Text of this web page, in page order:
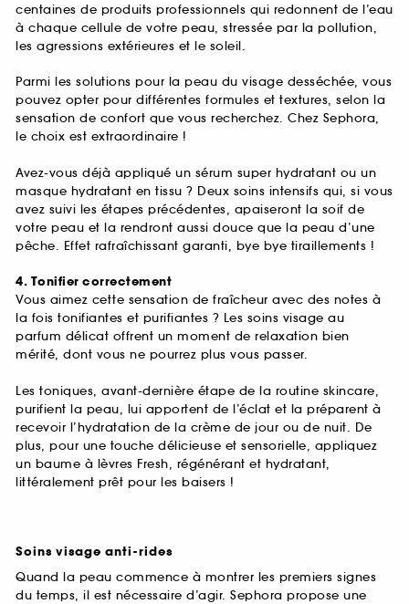
centaines de produits professionnels qui redonnent de l’eau
à chaque cellule de votre peau, stressée par la pollution,
les agressions extérieures et le soleil.
Parmi les solutions pour la peau du visage desséchée, vous
pouvez opter pour différentes formules et textures, selon la
sensation de confort que vous recherchez. Chez Sephora,
le choix est extraordinaire !
Avez-vous déjà appliqué un sérum super hydratant ou un
masque hydratant en tissu ? Deux soins intensifs qui, si vous
avez suivi les étapes précédentes, apaiseront la soif de
votre peau et la rendront aussi douce que la peau d’une
pêche. Effet rafraîchissant garanti, bye bye tiraillements !
4. Tonifier correctement
Vous aimez cette sensation de fraîcheur avec des notes à
la fois tonifiantes et purifiantes ? Les soins visage au
parfum délicat offrent un moment de relaxation bien
mérité, dont vous ne pourrez plus vous passer.
Les toniques, avant-dernière étape de la routine skincare,
purifient la peau, lui apportent de l’éclat et la préparent à
recevoir l’hydratation de la crème de jour ou de nuit. De
plus, pour une touche délicieuse et sensorielle, appliquez
un baume à lèvres Fresh, régénérant et hydratant,
littéralement prêt pour les baisers !
Soins visage anti-rides
Quand la peau commence à montrer les premiers signes
du temps, il est nécessaire d’agir. Sephora propose une